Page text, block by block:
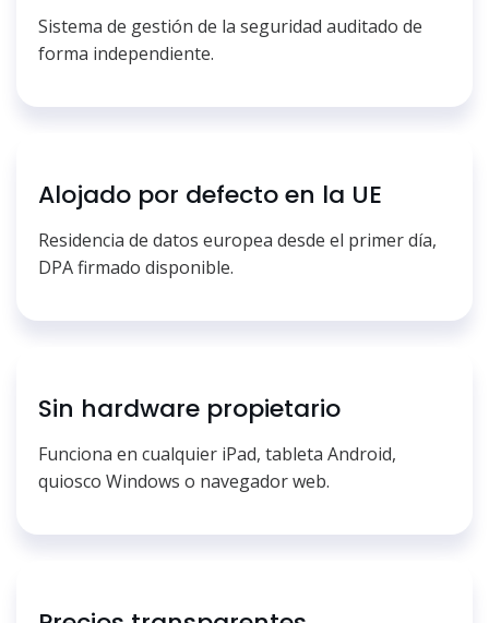
Sistema de gestión de la seguridad auditado de
forma independiente.
Alojado por defecto en la UE
Residencia de datos europea desde el primer día,
DPA firmado disponible.
Sin hardware propietario
Funciona en cualquier iPad, tableta Android,
quiosco Windows o navegador web.